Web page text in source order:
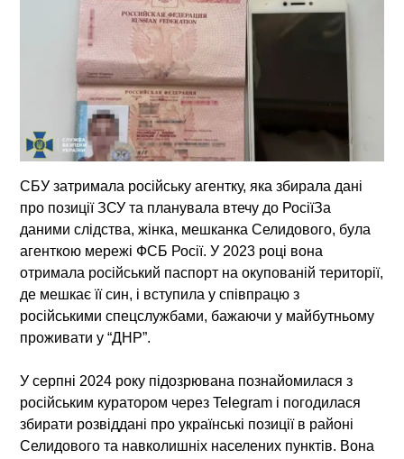
СБУ затримала російську агентку, яка збирала дані
про позиції ЗСУ та планувала втечу до РосіїЗа
даними слідства, жінка, мешканка Селидового, була
агенткою мережі ФСБ Росії. У 2023 році вона
отримала російський паспорт на окупованій території,
де мешкає її син, і вступила у співпрацю з
російськими спецслужбами, бажаючи у майбутньому
проживати у “ДНР”.
У серпні 2024 року підозрювана познайомилася з
російським куратором через Telegram і погодилася
збирати розвіддані про українські позиції в районі
Селидового та навколишніх населених пунктів. Вона